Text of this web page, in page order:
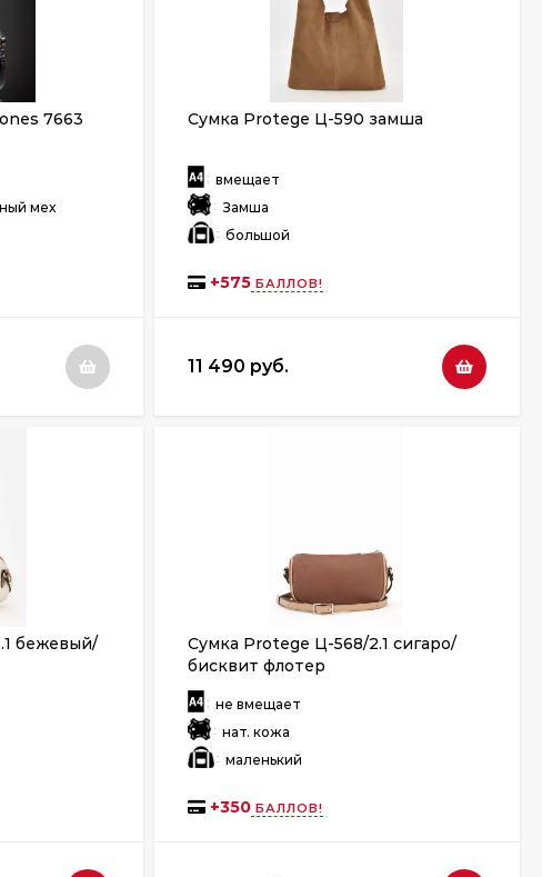
7663
мех
Сумка Protege Ц-590 замша
: вмещает
: Замша
: большой
+575БАЛЛОВ!
11 490 руб.
бежевый/
Сумка Protege Ц-568/2.1 сигаро/
бисквит флотер
: не вмещает
: нат. кожа
: маленький
+350БАЛЛОВ!